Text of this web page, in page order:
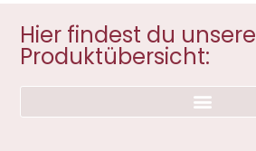
Hier findest du unsere
Produktübersicht: